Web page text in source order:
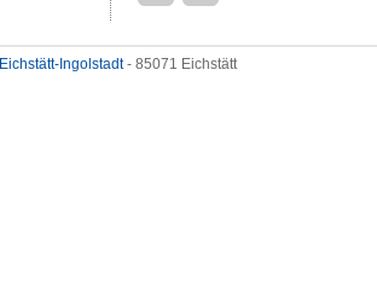
Ingolstadt- 85071 Eichstätt